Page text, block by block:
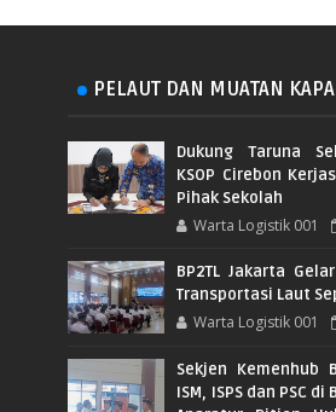
PELAUT DAN MUATAN
Dukung Taruna
KSOP Cirebon
Pihak Sekolah
Warta Logistik 001
BP2TL Jakarta
Transportasi Laut
Warta Logistik 001
Sekjen Kemenhub
ISM, ISPS dan PSC di